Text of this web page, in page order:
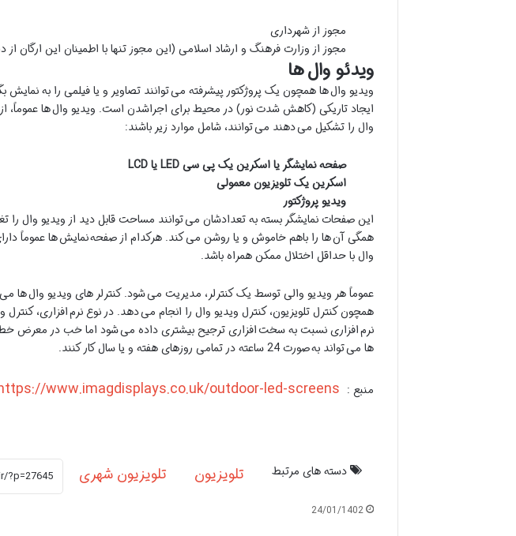
مجوز از شهرداری
مجوز از وزارت فرهنگ و ارشاد اسلامی (این مجوز تنها با اطمینان این
ویدئو والها
ویدیو وال ها همچون یک پروژکتور پیشرفته می توانند تصاویر و یا فیلمی را به
ایجاد تاریکی (کاهش شدت نور) در محیط برای اجراشدن است. ویدیو وال ها عموماً،
وال را تشکیل می دهند می توانند، شامل موارد زیر باشند:
صفحه نمایشگر یا اسکرین یک پی سیLED یاLCD
اسکرین یک تلویزیون معمولی
ویدیو پروژکتور
این صفحات نمایشگر بسته به تعدادشان می توانند مساحت قابل دید از ویدیو وال
وال با حداقل اختلال ممکن همراه باشد.
عموماً هر ویدیو والی توسط یک کنترلر، مدیریت می شود. کنترلر های ویدیو وال
همچون کنترل تلویزیون، کنترل ویدیو وال را انجام می دهد. در نوع نرم افزاری،
نرم افزاری نسبت به سخت افزاری ترجیح بیشتری داده می شود اما خب در معرض
ها می تواند به صورت 24 ساعته در تمامی روزهای هفته و یا سال کار کنند.
منبع :
دسته های مرتبط تلویزیون تلویزیون شهری
24/01/1402